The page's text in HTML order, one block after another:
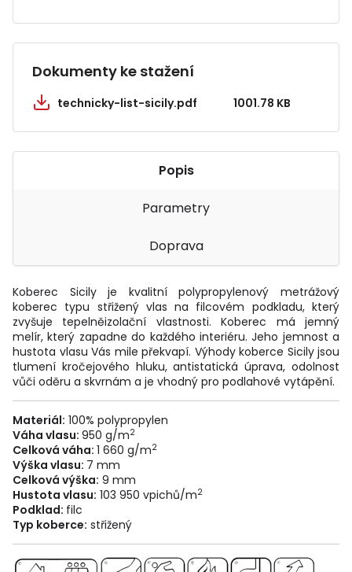
Dokumenty ke stažení
technicky-list-sicily.pdf 1001.78 KB
Popis
Parametry
Doprava
Koberec Sicily je kvalitní polypropylenový metrážový
koberec typu střižený vlas na filcovém podkladu, který
zvyšuje tepelněizolační vlastnosti. Koberec má jemný
melír, který zapadne do každého interiéru. Jeho jemnost a
hustota vlasu Vás mile překvapí. Výhody koberce Sicily jsou
tlumení kročejového hluku, antistatická úprava, odolnost
vůči oděru a skvrnám a je vhodný pro podlahové vytápění.
Materiál: 100% polypropylen
Váha vlasu: 950 g/m2
Celková váha: 1 660 g/m2
Výška vlasu: 7 mm
Celková výška: 9 mm
Hustota vlasu: 103 950 vpichů/m2
Podklad: filc
Typ koberce: střižený